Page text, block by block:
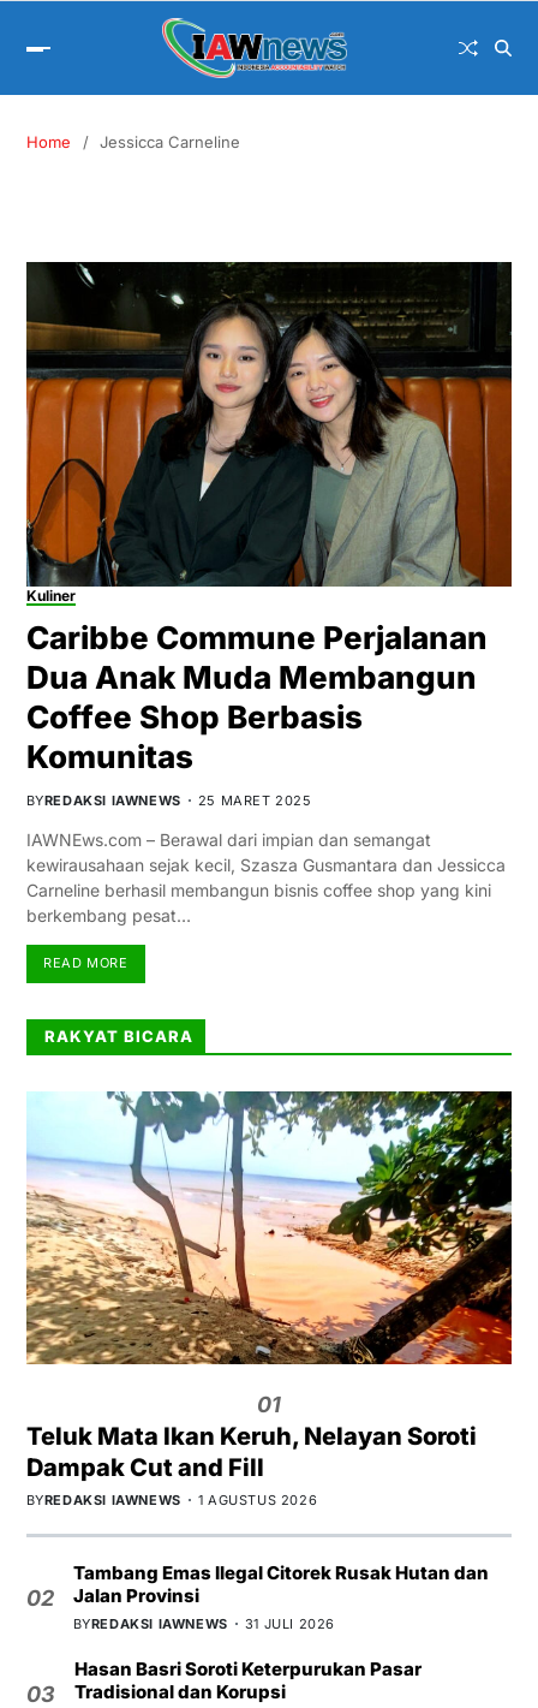
Home Jessicca Carneline
Kuliner
Caribbe Commune Perjalanan
Dua Anak Muda Membangun
Coffee Shop Berbasis
Komunitas
BYREDAKSI IAWNEWS 25 MARET 2025
IAWNEws.com – Berawal dari impian dan semangat
kewirausahaan sejak kecil, Szasza Gusmantara dan Jessicca
Carneline berhasil membangun bisnis coffee shop yang kini
berkembang pesat…
READ MORE
RAKYAT BICARA
01
Teluk Mata Ikan Keruh, Nelayan Soroti
Dampak Cut and Fill
BYREDAKSI IAWNEWS 1 AGUSTUS 2026
02
Tambang Emas Ilegal Citorek Rusak Hutan dan
Jalan Provinsi
BYREDAKSI IAWNEWS 31 JULI 2026
03
Hasan Basri Soroti Keterpurukan Pasar
Tradisional dan Korupsi